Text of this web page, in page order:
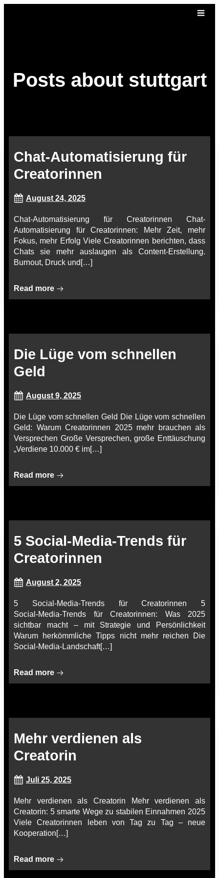
Posts about stuttgart
Chat-Automatisierung für
Creatorinnen
August 24, 2025
Chat-Automatisierung für Creatorinnen Chat-
Automatisierung für Creatorinnen: Mehr Zeit, mehr
Fokus, mehr Erfolg Viele Creatorinnen berichten, dass
Chats sie mehr auslaugen als Content-Erstellung.
Burnout, Druck und[…]
Read more
Die Lüge vom schnellen
Geld
August 9, 2025
Die Lüge vom schnellen Geld Die Lüge vom schnellen
Geld: Warum Creatorinnen 2025 mehr brauchen als
Versprechen Große Versprechen, große Enttäuschung
„Verdiene 10.000 € im[…]
Read more
5 Social‑Media‑Trends für
Creatorinnen
August 2, 2025
5 Social‑Media‑Trends für Creatorinnen 5
Social‑Media‑Trends für Creatorinnen: Was 2025
sichtbar macht – mit Strategie und Persönlichkeit
Warum herkömmliche Tipps nicht mehr reichen Die
Social‑Media‑Landschaft[…]
Read more
Mehr verdienen als
Creatorin
Juli 25, 2025
Mehr verdienen als Creatorin Mehr verdienen als
Creatorin: 5 smarte Wege zu stabilen Einnahmen 2025
Viele Creatorinnen leben von Tag zu Tag – neue
Kooperation[…]
Read more